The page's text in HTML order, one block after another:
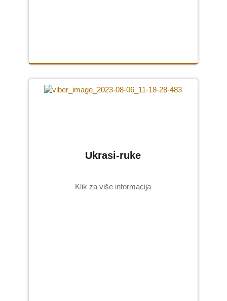
Ukrasi-ruke
Klik za više informacija